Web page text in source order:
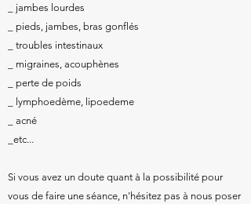
_ jambes lourdes
_ pieds, jambes, bras gonflés
_ troubles intestinaux
_ migraines, acouphènes
_ perte de poids
_ lymphoedème, lipoedeme
_ acné
_etc...
Si vous avez un doute quant à la possibilité pour
vous de faire une séance, n'hésitez pas à nous poser